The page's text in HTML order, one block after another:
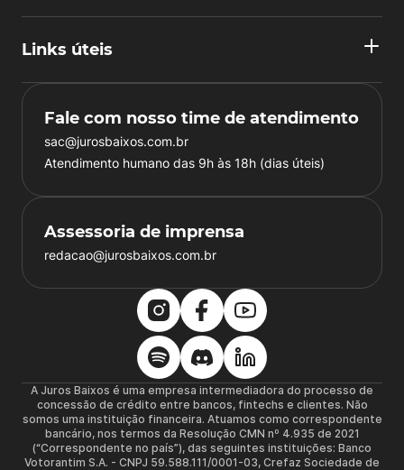
Links úteis
Fale com nosso time de atendimento
sac@jurosbaixos.com.br
Atendimento humano das 9h às 18h (dias úteis)
Assessoria de imprensa
redacao@jurosbaixos.com.br
A Juros Baixos é uma empresa intermediadora do processo de
concessão de crédito entre bancos, fintechs e clientes. Não
somos uma instituição financeira. Atuamos como correspondente
bancário, nos termos da Resolução CMN nº 4.935 de 2021
(“Correspondente no país”), das seguintes instituições: Banco
Votorantim S.A. - CNPJ 59.588.111/0001-03, Crefaz Sociedade de